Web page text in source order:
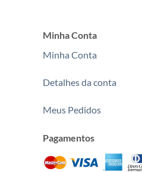
Minha Conta
Minha Conta
Detalhes da conta
Meus Pedidos
Pagamentos